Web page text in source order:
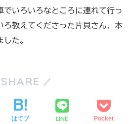
でいろいろなところに連れて行っ
ろ教えてくださった片貝さん、本
た。
SHARE
はてブ LINE Pocket